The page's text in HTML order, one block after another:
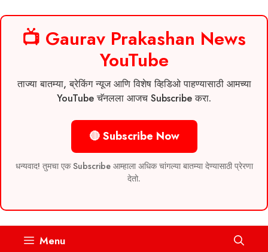
📺 Gaurav Prakashan News
YouTube
ताज्या बातम्या, ब्रेकिंग न्यूज आणि विशेष व्हिडिओ पाहण्यासाठी आमच्या
YouTube चॅनलला आजच Subscribe करा.
🔴 Subscribe Now
धन्यवाद! तुमचा एक Subscribe आम्हाला अधिक चांगल्या बातम्या देण्यासाठी प्रेरणा
देतो.
Menu